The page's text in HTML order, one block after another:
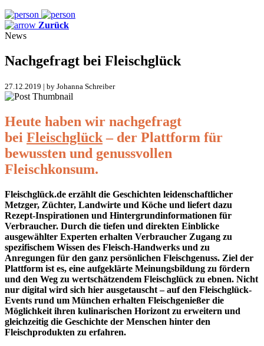
Zurück
News
Nachgefragt bei Fleischglück
27.12.2019 | by Johanna Schreiber
Heute haben wir nachgefragt
bei Fleischglück– der Plattform für
bewussten und genussvollen
Fleischkonsum.
Fleischglück.de erzählt die Geschichten leidenschaftlicher
Metzger, Züchter, Landwirte und Köche und liefert dazu
Rezept-Inspirationen und Hintergrundinformationen für
Verbraucher. Durch die tiefen und direkten Einblicke
ausgewählter Experten erhalten Verbraucher Zugang zu
spezifischem Wissen des Fleisch-Handwerks und zu
Anregungen für den ganz persönlichen Fleischgenuss. Ziel der
Plattform ist es, eine aufgeklärte Meinungsbildung zu fördern
und den Weg zu wertschätzendem Fleischglück zu ebnen. Nicht
nur digital wird sich hier ausgetauscht – auf den Fleischglück-
Events rund um München erhalten Fleischgenießer die
Möglichkeit ihren kulinarischen Horizont zu erweitern und
gleichzeitig die Geschichte der Menschen hinter den
Fleischprodukten zu erfahren.